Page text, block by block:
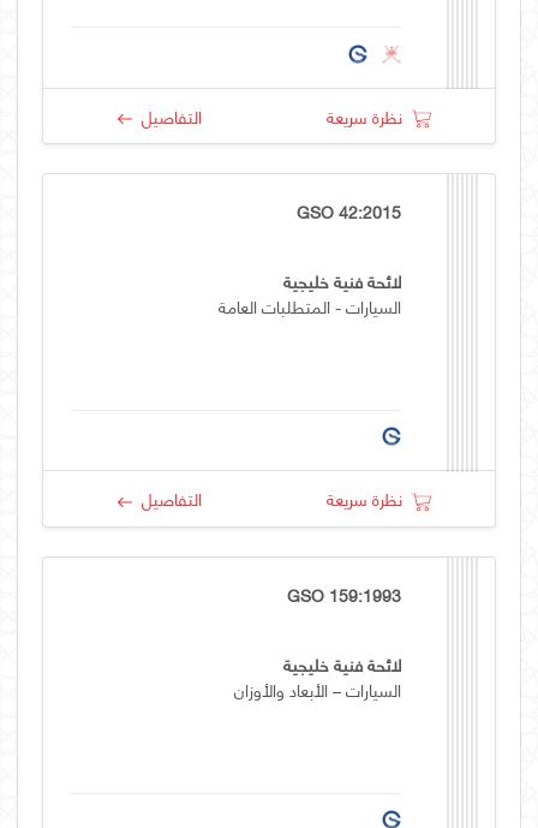
نظرة سريعة التفاصيل
GSO 42:2015
لائحة فنية خليجية
السيارات - المتطلبات العامة
نظرة سريعة التفاصيل
GSO 159:1993
لائحة فنية خليجية
السيارات – الأبعاد والأوزان